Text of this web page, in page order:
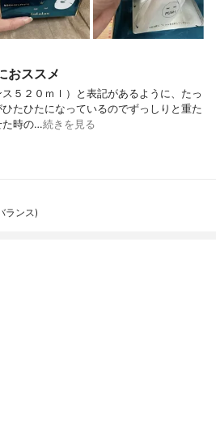
おススメ
５２０ｍｌ）と表記があるように、たっ
たひたになっているのでずっしりと重た
た時の…続きを見る
ランス)